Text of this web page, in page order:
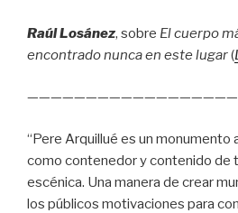
Raúl Losánez, sobre El cuerpo
encontrado nunca en este lugar(
“Pere Arquillué es un monumento
como contenedor y contenido de
escénica. Una manera de crear
los públicos motivaciones para